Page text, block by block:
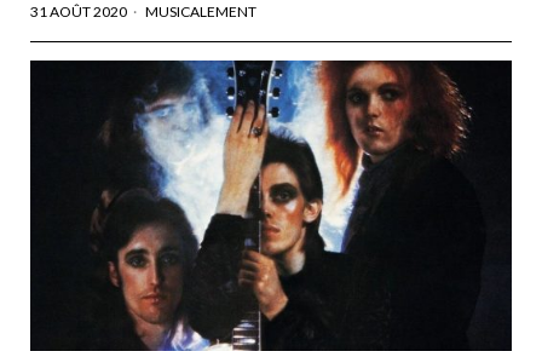
31 AOÛT 2020 MUSICALEMENT